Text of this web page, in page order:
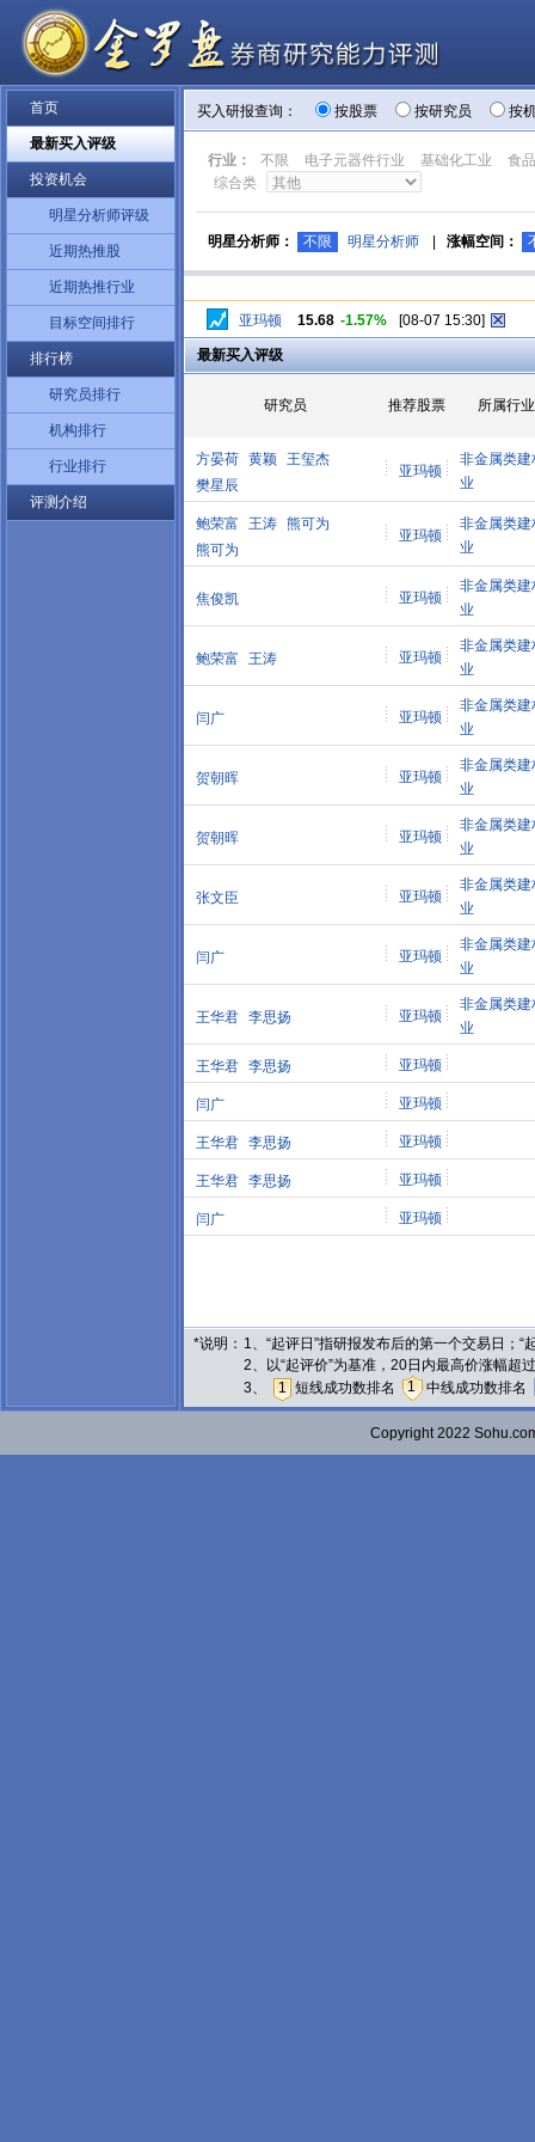
首页
最新买入评级
投资机会
明星分析师评级
近期热推股
近期热推行业
目标空间排行
排行榜
研究员排行
机构排行
行业排行
评测介绍
买入研报查询： 按股票 按研究员 按
行业： 不限 电子元器件行业 基础化工业
食
综合类
明星分析师： 不限 明星分析师 涨幅空间：
亚玛顿 15.68 -1.57% [08-07 15:30]
最新买入评级
研究员 推荐股票 所属行业
方晏荷 黄颖 王玺杰
樊星辰
亚玛顿
非金属类建
业
鲍荣富 王涛 熊可为
熊可为
亚玛顿
非金属类建
业
焦俊凯 亚玛顿
非金属类建
业
鲍荣富 王涛 亚玛顿
非金属类建
业
闫广 亚玛顿
非金属类建
业
贺朝晖 亚玛顿
非金属类建
业
贺朝晖 亚玛顿
非金属类建
业
张文臣 亚玛顿
非金属类建
业
闫广 亚玛顿
非金属类建
业
王华君 李思扬 亚玛顿
非金属类建
业
王华君 李思扬 亚玛顿
闫广 亚玛顿
王华君 李思扬 亚玛顿
王华君 李思扬 亚玛顿
闫广 亚玛顿
*说明： 1、“起评日”指研报发布后的第一个交易日；
2、以“起评价”为基准，20日内最高价涨幅
3、
1 短线成功数排名 1 中线成功数排名
Copyright 2022